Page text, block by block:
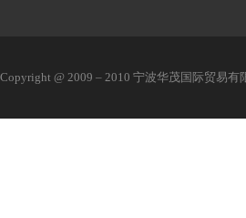
Copyright @ 2009 – 2010 宁波华茂国际贸易有